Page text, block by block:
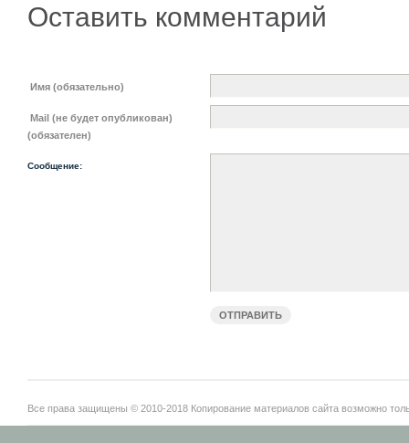
Оставить комментарий
Имя (обязательно)
Mail (не будет опубликован)
(обязателен)
Сообщение:
Все права защищены © 2010-2018 Копирование материалов сайта возможно